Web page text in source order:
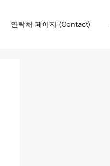
연락처 페이지 (Contact)